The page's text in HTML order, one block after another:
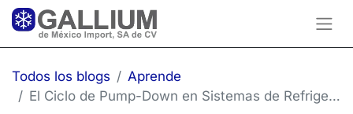
Todos los blogs
Aprende
El Ciclo de Pump-Down en Sistemas de Refrigeración